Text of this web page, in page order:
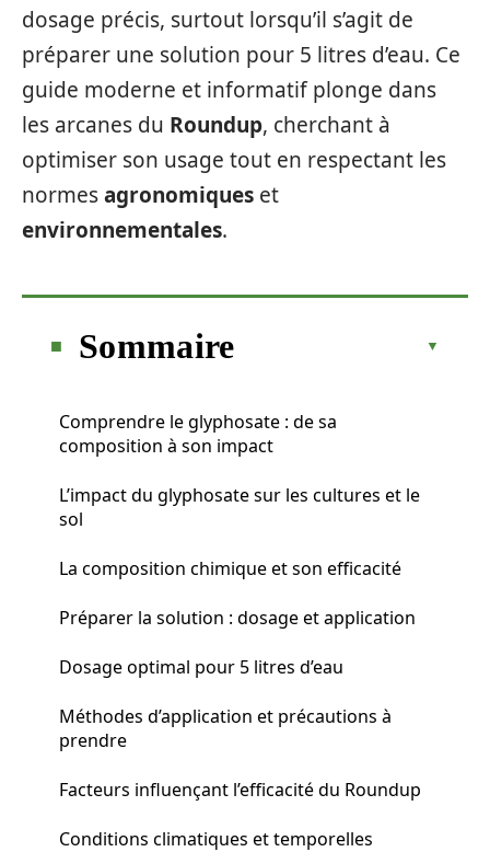
dosage précis, surtout lorsqu’il s’agit de
préparer une solution pour 5 litres d’eau. Ce
guide moderne et informatif plonge dans
les arcanes du Roundup, cherchant à
optimiser son usage tout en respectant les
normesagronomiques et
environnementales.
Sommaire
Comprendre le glyphosate : de sa
composition à son impact
L’impact du glyphosate sur les cultures et le
sol
La composition chimique et son efficacité
Préparer la solution : dosage et application
Dosage optimal pour 5 litres d’eau
Méthodes d’application et précautions à
prendre
Facteurs influençant l’efficacité du Roundup
Conditions climatiques et temporelles